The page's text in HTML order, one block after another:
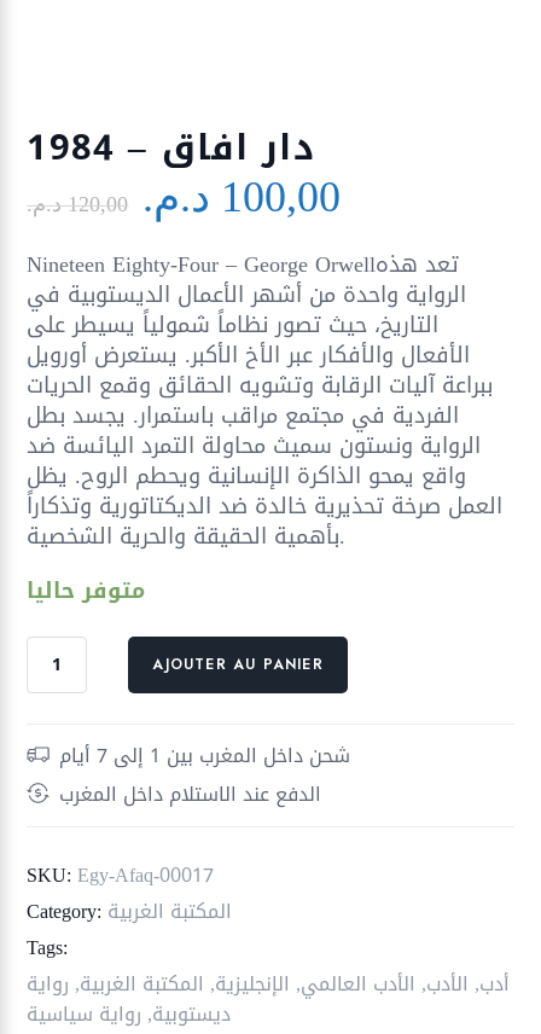
1984 – دار افاق
120,00 د.م. Le
prix
initial
était : 120,00 د.م..
100,00 د.م.
actuel
est :Nineteen Eighty-Four – George Orwellتعد هذه
الرواية واحدة من أشهر الأعمال الديستوبية في
التاريخ، حيث تصور نظاماً شمولياً يسيطر على
الأفعال والأفكار عبر الأخ الأكبر. يستعرض أورويل
ببراعة آليات الرقابة وتشويه الحقائق وقمع الحريات
الفردية في مجتمع مراقب باستمرار. يجسد بطل
الرواية ونستون سميث محاولة التمرد اليائسة ضد
واقع يمحو الذاكرة الإنسانية ويحطم الروح. يظل
العمل صرخة تحذيرية خالدة ضد الديكتاتورية وتذكاراً
بأهمية الحقيقة والحرية الشخصية.
متوفر حاليا
quantité
-
دار
افاق
AJOUTER AU PANIER
شحن داخل المغرب بين 1 إلى 7 أيام
الدفع عند الاستلام داخل المغرب
SKU: Egy-Afaq-00017
Category: المكتبة الغربية
Tags:
أدب, الأدب, الأدب العالمي, الإنجليزية, المكتبة الغربية,رواية
ديستوبية,رواية سياسية